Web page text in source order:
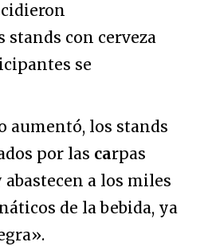
stands con cerveza
se
aumentó, los stands
por las carpas
a los miles
de la bebida, ya